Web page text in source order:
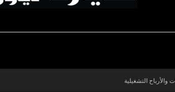
والأرباح التشغيلية